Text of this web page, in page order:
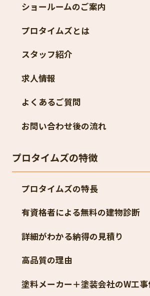
ショールームのご案内
プロタイムズとは
スタッフ紹介
求人情報
よくあるご質問
お問い合わせ後の流れ
プロタイムズの特徴
プロタイムズの特長
有資格者による無料の建物診断
詳細がわかる納得の見積り
高品質の理由
塗料メーカー＋塗装会社のW工